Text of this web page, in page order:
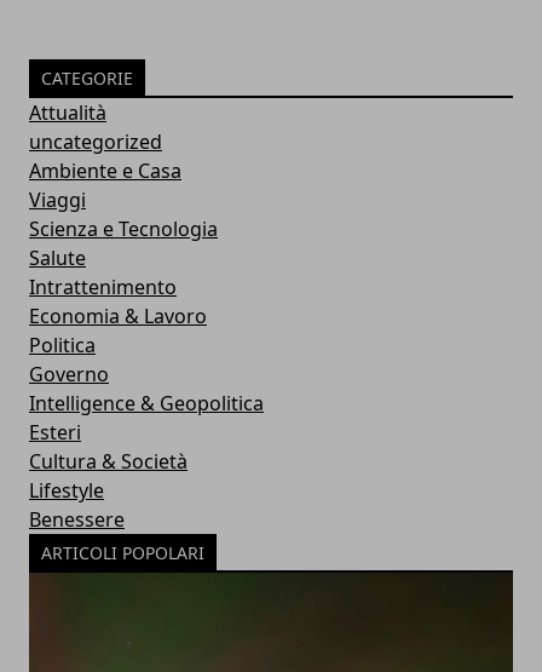
CATEGORIE
Attualità
uncategorized
Ambiente e Casa
Viaggi
Scienza e Tecnologia
Salute
Intrattenimento
Economia & Lavoro
Politica
Governo
Intelligence & Geopolitica
Esteri
Cultura & Società
Lifestyle
Benessere
ARTICOLI POPOLARI